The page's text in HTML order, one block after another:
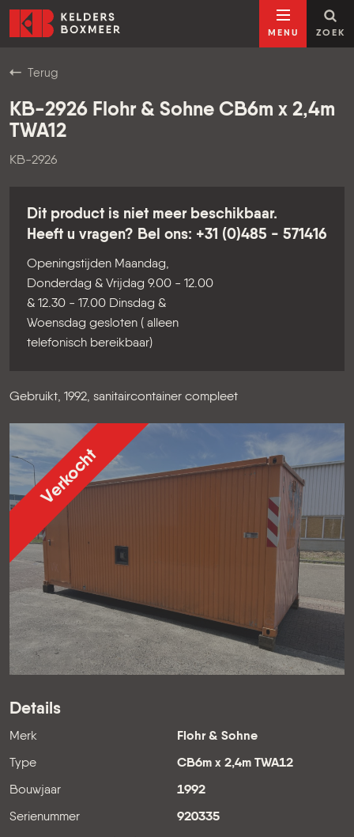
Ga naar inhoud
Kelders Boxmeer
MENU ZOEK
Terug
KB-2926 Flohr & Sohne CB6m x 2,4m
TWA12
KB-2926
Dit product is niet meer beschikbaar.
Heeft u vragen? Bel ons: +31 (0)485 - 571416
Openingstijden Maandag,
Donderdag & Vrijdag 9.00 - 12.00
& 12.30 - 17.00 Dinsdag &
Woensdag gesloten ( alleen
telefonisch bereikbaar)
Gebruikt, 1992, sanitaircontainer compleet
Verkocht
Details
Merk Flohr & Sohne
Type CB6m x 2,4m TWA12
Bouwjaar 1992
Serienummer 920335